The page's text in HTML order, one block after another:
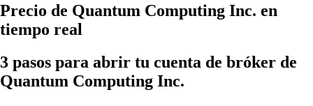
Precio de Quantum Computing Inc. en
tiempo real
3 pasos para abrir tu cuenta de bróker de
Quantum Computing Inc.